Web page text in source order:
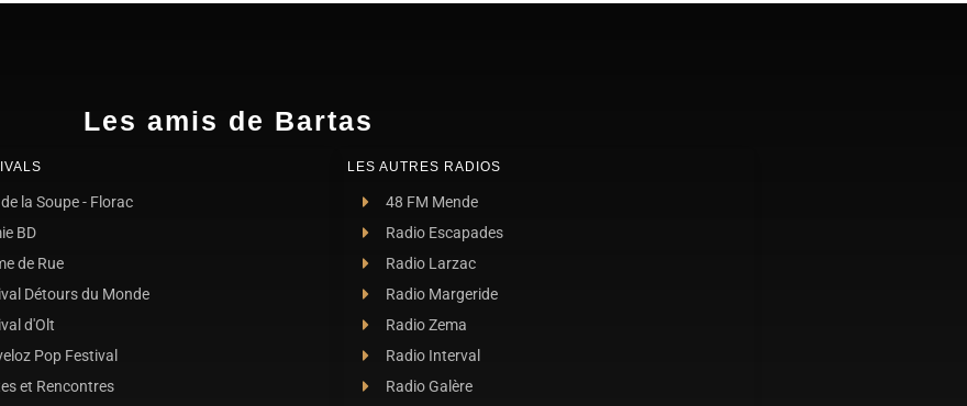
Les amis de Bartas
la Soupe - Florac
BD
de Rue
Détours du Monde
d'Olt
Pop Festival
et Rencontres
LES AUTRES RADIOS
48 FM Mende
Radio Escapades
Radio Larzac
Radio Margeride
Radio Zema
Radio Interval
Radio Galère